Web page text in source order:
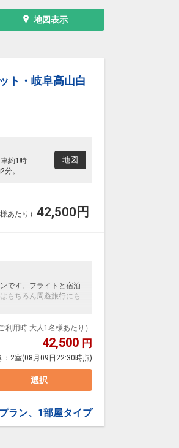
地図表示
ト・岐阜高山白
約1時
。
地図
あたり） 42,500 円
です。フライトと宿泊
もちろん周遊旅行にも
貯まります。
が可能なプランもござ
利用時 大人1名様あたり）
42,500 円
2室(08月09日22:30時点)
選択
ラン、1部屋タイプ